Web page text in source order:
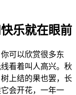
乐就在眼前
可以欣赏很多东
看着叫人高兴。秋
上结的果也罢，长
会开花，一年一